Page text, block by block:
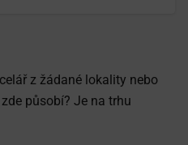
z žádané lokality nebo
působí? Je na trhu